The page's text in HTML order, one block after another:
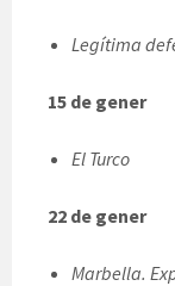
Legítima
15 de gener
El Turco
22 de gener
Marbella.